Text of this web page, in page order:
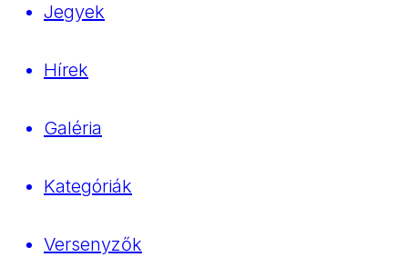
Jegyek
Hírek
Galéria
Kategóriák
Versenyzők